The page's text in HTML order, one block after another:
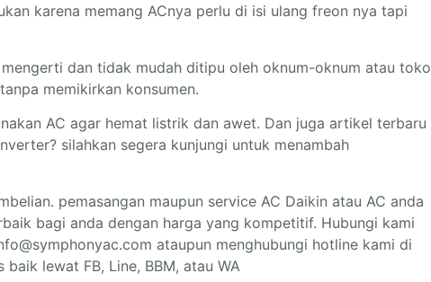
karena memang ACnya perlu di isi ulang freon nya tapi
dan tidak mudah ditipu oleh oknum-oknum atau toko
memikirkan konsumen.
AC agar hemat listrik dan awet. Dan juga artikel terbaru
silahkan segera kunjungi untuk menambah
pemasangan maupun service AC Daikin atau AC anda
bagi anda dengan harga yang kompetitif. Hubungi kami
ataupun menghubungi hotline kami di
lewat FB, Line, BBM, atau WA